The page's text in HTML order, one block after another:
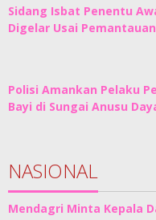
Sidang Isbat Penentu
Digelar Usai
Polisi Amankan Pelaku
Bayi di Sungai Anusu
NASIONAL
Mendagri Minta Kepala